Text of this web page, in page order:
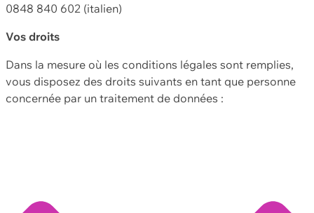
0848 840 602 (italien)
Vos droits
Dans la mesure où les conditions légales sont remplies,
vous disposez des droits suivants en tant que personne
concernée par un traitement de données :